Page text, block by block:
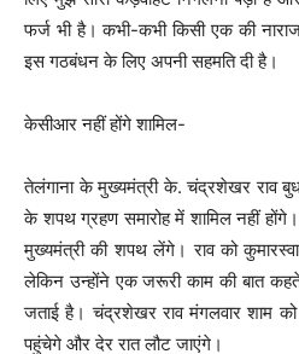
फर्ज भी है। कभी-कभी किसी एक की
इस गठबंधन के लिए अपनी सहमति दी है।
केसीआर नहीं होंगे शामिल-
तेलंगाना के मुख्यमंत्री के. चंद्रशेखर राव
के शपथ ग्रहण समारोह में शामिल नहीं
मुख्यमंत्री की शपथ लेंगे। राव को
लेकिन उन्होंने एक जरूरी काम की बात
जताई है। चंद्रशेखर राव मंगलवार शाम
पहुंचेगे और देर रात लौट जाएंगे।